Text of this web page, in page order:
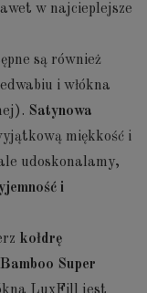
w najcieplejsze
są również
i włókna
Satynowa
miękkość i
udoskonalamy,
i
kołdrę
Super
LuxFill jest